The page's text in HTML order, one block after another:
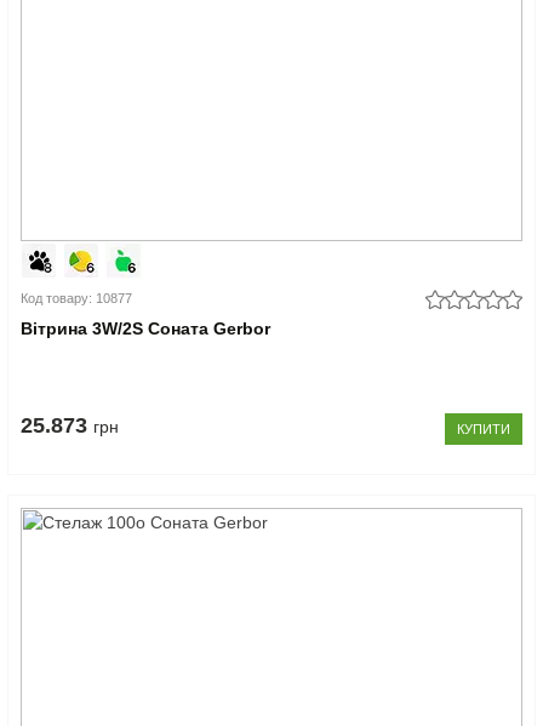
Код товару: 10877
Вітрина 3W/2S Соната Gerbor
25.873 грн КУПИТИ